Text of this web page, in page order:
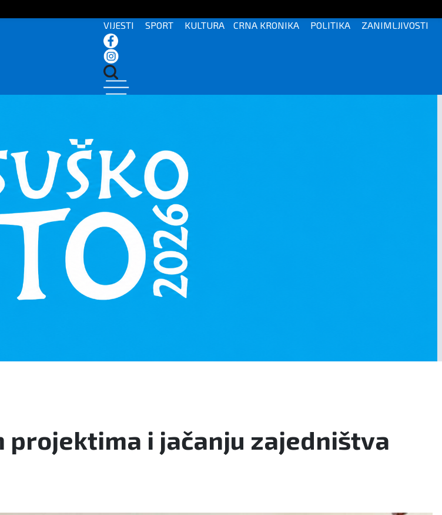
VIJESTI SPORT KULTURA CRNA KRONIKA POLITIKA ZANIMLJIVOSTI
i jačanju zajedništva